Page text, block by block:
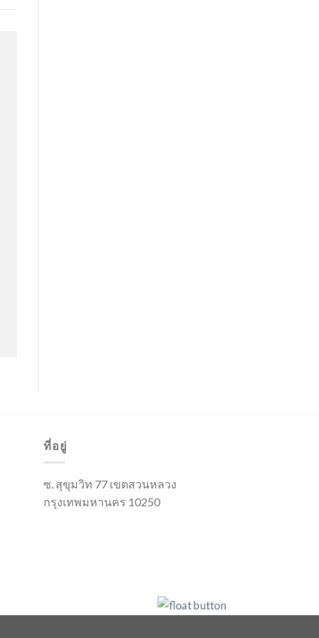
ที่อยู่
ซ. สุขุมวิท 77 เขตสวนหลวง
กรุงเทพมหานคร 10250